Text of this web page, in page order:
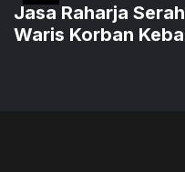
Jasa Raharja
Waris Korban